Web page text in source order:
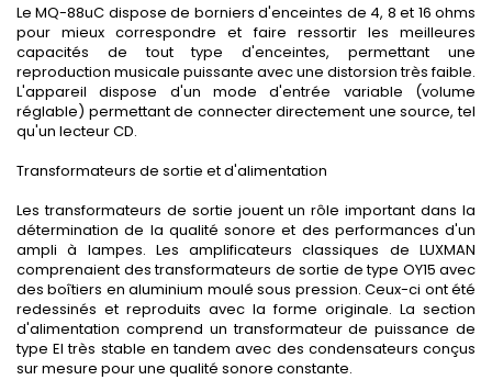
Le MQ-88uC dispose de borniers d'enceintes de 4, 8 et 16 ohms
pour mieux correspondre et faire ressortir les meilleures
capacités de tout type d'enceintes, permettant une
reproduction musicale puissante avec une distorsion très faible.
L'appareil dispose d'un mode d'entrée variable (volume
réglable) permettant de connecter directement une source, tel
qu'un lecteur CD.
Transformateurs de sortie et d'alimentation
Les transformateurs de sortie jouent un rôle important dans la
détermination de la qualité sonore et des performances d'un
ampli à lampes. Les amplificateurs classiques de LUXMAN
comprenaient des transformateurs de sortie de type OY15 avec
des boîtiers en aluminium moulé sous pression. Ceux-ci ont été
redessinés et reproduits avec la forme originale. La section
d'alimentation comprend un transformateur de puissance de
type El très stable en tandem avec des condensateurs conçus
sur mesure pour une qualité sonore constante.